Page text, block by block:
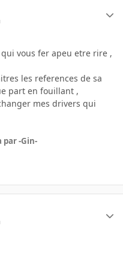
vous fer apeu etre rire ,
les references de sa
part en fouillant ,
mes drivers qui
par -Gin-